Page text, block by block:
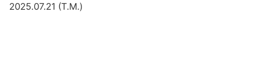
2025.07.21 (T.M.)